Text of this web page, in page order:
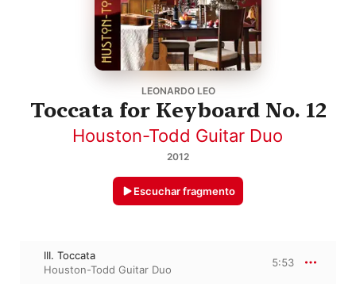
LEONARDO LEO
Toccata for Keyboard No. 12
Houston-Todd Guitar Duo
2012
Escuchar fragmento
III. Toccata
Houston-Todd Guitar Duo
5:53